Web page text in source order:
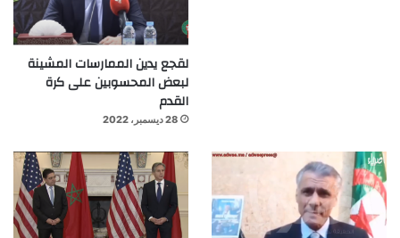
لقجع يدين الممارسات المشينة
لبعض المحسوبين على كرة
القدم
28 ديسمبر، 2022